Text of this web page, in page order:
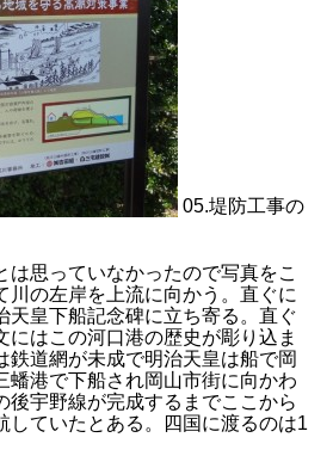
05.堤防工事の
は思っていなかったので写真をこ
川の左岸を上流に向かう。直ぐに
天皇下船記念碑に立ち寄る。直ぐ
にはこの河口港の歴史が彫り込ま
鉄道網が未成で明治天皇は船で岡
蟠港で下船され岡山市街に向かわ
後宇野線が完成するまでここから
していたとある。四国に渡るのは1